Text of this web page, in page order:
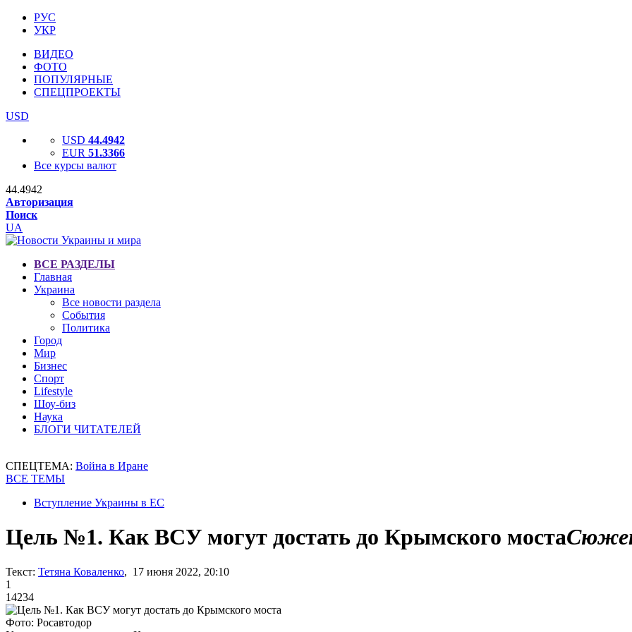
РУС
УКР
ВИДЕО
ФОТО
ПОПУЛЯРНЫЕ
СПЕЦПРОЕКТЫ
USD
USD 44.4942
EUR 51.3366
Все курсы валют
44.4942
Авторизация
Поиск
UA
ВСЕ РАЗДЕЛЫ
Главная
Украина
Все новости раздела
События
Политика
Город
Мир
Бизнес
Спорт
Lifestyle
Шоу-биз
Наука
БЛОГИ ЧИТАТЕЛЕЙ
СПЕЦТЕМА: Война в Иране
ВСЕ ТЕМЫ
Вступление Украины в ЕС
Цель №1. Как ВСУ могут достать до Крымского моста
Текст: Тетяна Коваленко, 17 июня 2022, 20:10
1
14234
Фото: Росавтодор